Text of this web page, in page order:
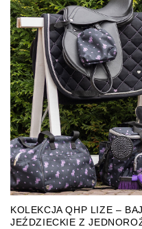
KOLEKCJA QHP LIZE –
JEŹDZIECKIE Z